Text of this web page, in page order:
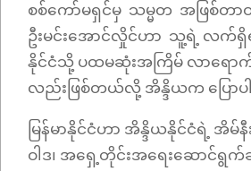
စစ်ကော်မရှင်မှ သမ္မတ အဖြစ်
ဦးမင်းအောင်လှိုင်ဟာ သူ့ရဲ့ လက်ရှိ
နိုင်ငံသို့ ပထမဆုံးအကြိမ် လာရော
လည်းဖြစ်တယ်လို့ အိန္ဒိယက ပြော
မြန်မာနိုင်ငံဟာ အိန္ဒိယနိုင်ငံရဲ့ အိမ်နီး
ဝါဒ၊ အရှေ့တိုင်းအရေးဆောင်ရွက်